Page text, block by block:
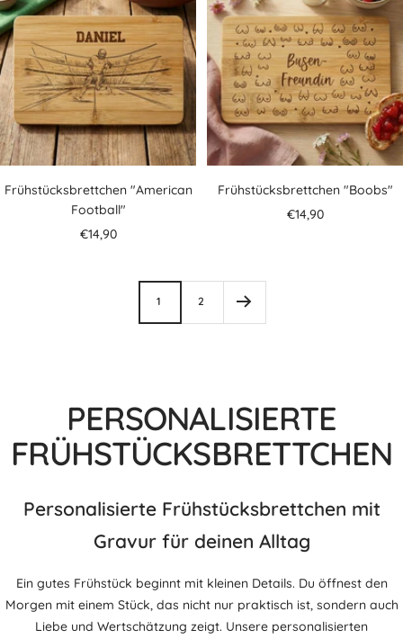
Frühstücksbrettchen "American
Football"
Angebotspreis
€14,90
Frühstücksbrettchen "Boobs"
Angebotspreis
€14,90
1 2
PERSONALISIERTE
FRÜHSTÜCKSBRETTCHEN
Personalisierte Frühstücksbrettchen mit
Gravur für deinen Alltag
Ein gutes Frühstück beginnt mit kleinen Details. Du öffnest den
Morgen mit einem Stück, das nicht nur praktisch ist, sondern auch
Liebe und Wertschätzung zeigt. Unsere personalisierten